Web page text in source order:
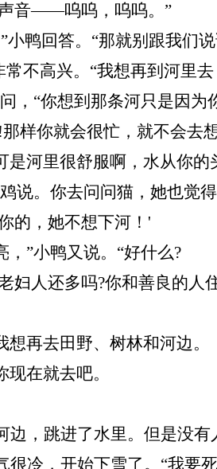
音——呜呜，呜呜。”
小鸭回答。“那就别跟我们
不高兴。 “我想再到河里
，“你想到那条河只是因为
!那样你就会很忙，就不会去
是河里很舒服啊，水从你的
说。你去问问猫，她也觉
的，她不想下河！ '
，”小鸭又说。“好什么?
妇人还多吗?你和善良的人
想再去田野、树林和河边。
现在就去吧。
边，跳进了水里。但是没
很冷，开始下雪了。 “我要